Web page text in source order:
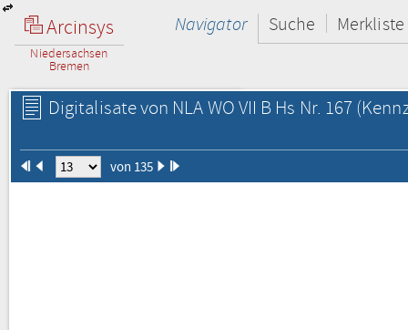
Arcinsys
Niedersachsen
Bremen
Navigator Suche Merkliste
Digitalisate von NLA WO VII B Hs Nr. 167
von 135